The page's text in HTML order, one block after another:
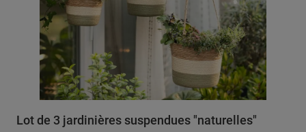
Lot de 3 jardinières suspendues "naturelles"